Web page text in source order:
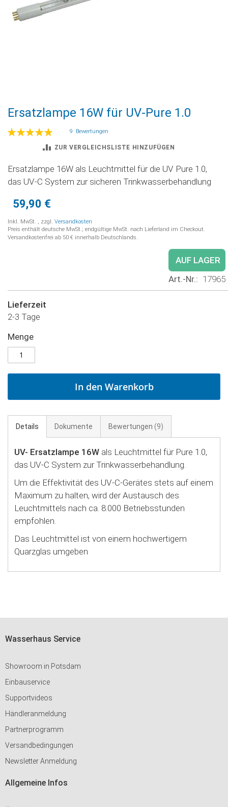
Anfang
Bildgalerie
Ersatzlampe 16W für UV-Pure 1.0
Bewertung:
9 Bewertungen
ZUR VERGLEICHSLISTE HINZUFÜGEN
Ersatzlampe 16W als Leuchtmittel für die UV Pure 1.0,
das UV-C System zur sicheren Trinkwasserbehandlung
59,90 €
Inkl. MwSt. , zzgl. Versandkosten
Preis enthält deutsche MwSt.; endgültige MwSt. nach Lieferland im Checkout.
Versandkostenfrei ab 50 € innerhalb Deutschlands.
AUF LAGER
Art.-Nr.
17965
Lieferzeit
2-3 Tage
Menge
In den Warenkorb
Details Dokumente Bewertungen 9
UV- Ersatzlampe 16W als Leuchtmittel für Pure 1.0,
das UV-C System zur Trinkwasserbehandlung.
Um die Effektivität des UV-C-Gerätes stets auf einem
Maximum zu halten, wird der Austausch des
Leuchtmittels nach ca. 8.000 Betriebsstunden
empfohlen.
Das Leuchtmittel ist von einem hochwertigem
Quarzglas umgeben
Wasserhaus Service
Showroom in Potsdam
Einbauservice
Supportvideos
Händleranmeldung
Partnerprogramm
Versandbedingungen
Newsletter Anmeldung
Allgemeine Infos